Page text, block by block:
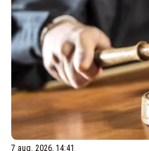
7 aug. 2026, 14:41